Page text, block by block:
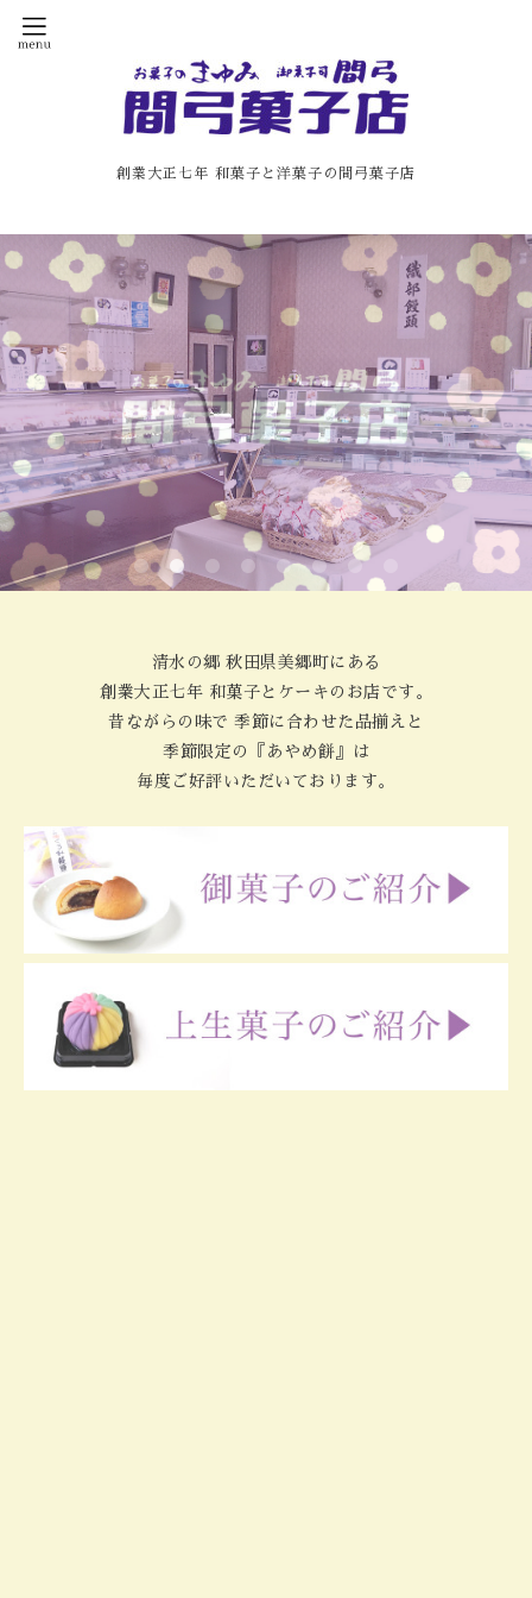
創業大正七年 和菓子と洋菓子の間弓菓子店
清水の郷 秋田県美郷町にある
創業大正七年 和菓子とケーキのお店です。
昔ながらの味で 季節に合わせた品揃えと
季節限定の『あやめ餅』は
毎度ご好評いただいております。